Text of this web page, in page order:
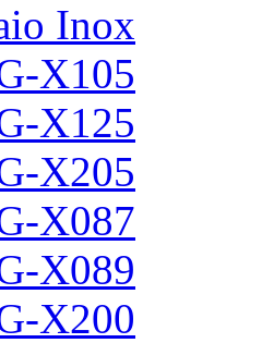
Inox
X105
X125
X205
X087
X089
X200